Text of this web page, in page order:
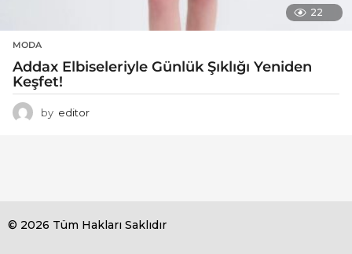
22
MODA
Addax Elbiseleriyle Günlük Şıklığı Yeniden
Keşfet!
by editor
© 2026 Tüm Hakları Saklıdır